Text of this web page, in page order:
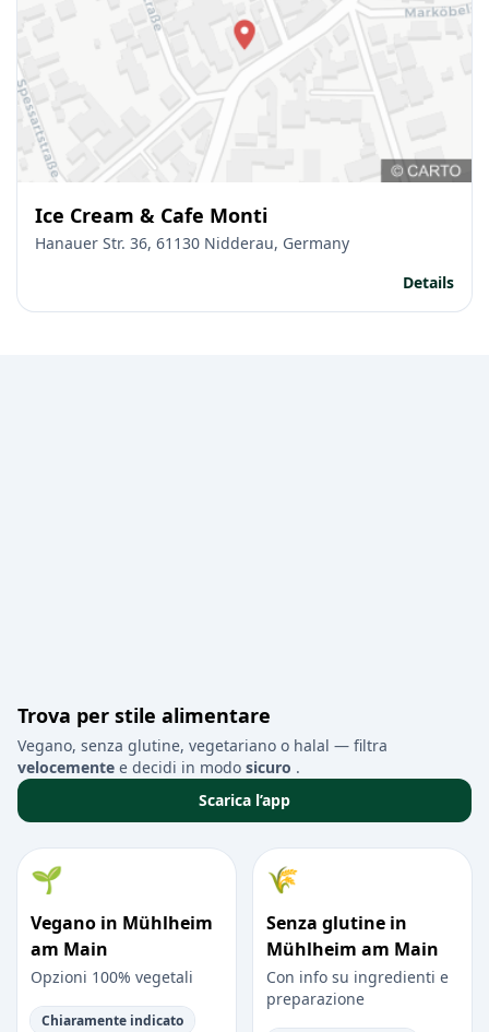
Ice Cream & Cafe Monti
Hanauer Str. 36, 61130 Nidderau, Germany
Details
Trova per stile alimentare
Vegano, senza glutine, vegetariano o halal — filtra
velocemente e decidi in modo sicuro .
Scarica l’app
🌱
Vegano in Mühlheim
am Main
Opzioni 100% vegetali
Chiaramente indicato
🌾
Senza glutine in
Mühlheim am Main
Con info su ingredienti e
preparazione